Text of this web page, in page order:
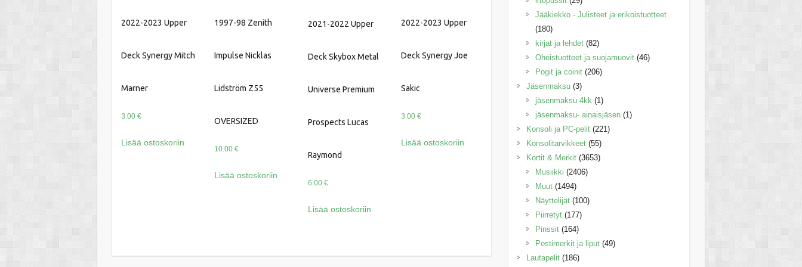
2022-2023 Upper
Deck Synergy Mitch
Marner
3.00 €
Lisää ostoskoriin
1997-98 Zenith
Impulse Nicklas
Lidström Z55
OVERSIZED
10.00€
Lisää ostoskoriin
2021-2022 Upper
Deck Skybox Metal
Universe Premium
Prospects Lucas
Raymond
6.00 €
Lisää ostoskoriin
2022-2023 Upper
Deck Synergy Joe
Sakic
3.00€
Lisää ostoskoriin
Jääkiekko - Julisteet ja erikoistuotteet
(180)
kirjat ja lehdet (82)
Oheistuotteet ja suojamuovit (46)
Pogit ja coinit (206)
Jäsenmaksu (3)
jäsenmaksu 4kk (1)
jäsenmaksu- ainaisjäsen (1)
Konsoli ja PC-pelit (221)
Konsolitarvikkeet (55)
Kortit & Merkit (3653)
Musiikki (2406)
Muut (1494)
Näyttelijät (100)
Piirretyt (177)
Pinssit (164)
Postimerkit ja liput (49)
Lautapelit (186)